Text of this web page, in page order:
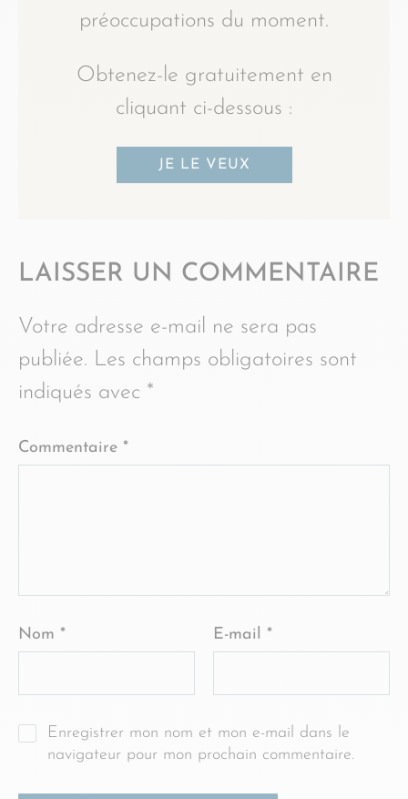
préoccupations du moment.
Obtenez-le gratuitement en
cliquant ci-dessous :
JE LE VEUX
LAISSER UN COMMENTAIRE
Votre adresse e-mail ne sera pas
publiée. Les champs obligatoires sont
indiqués avec *
Commentaire *
Nom * E-mail *
Enregistrer mon nom et mon e-mail dans le
navigateur pour mon prochain commentaire.